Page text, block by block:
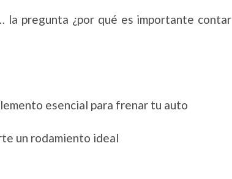
la pregunta ¿por qué es importante contar
esencial para frenar tu auto
un rodamiento ideal